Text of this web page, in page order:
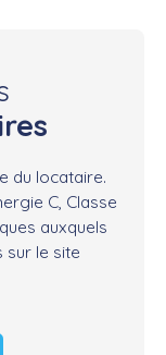
du locataire.
C, Classe
auxquels
le site